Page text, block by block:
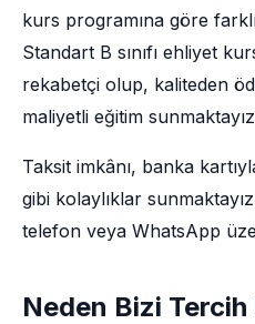
kurs programına göre
Standart B sınıfı ehliyet
rekabetçi olup, kaliteden
maliyetli eğitim
Taksit imkânı, banka
gibi kolaylıklar
telefon veya WhatsApp
Neden Bizi